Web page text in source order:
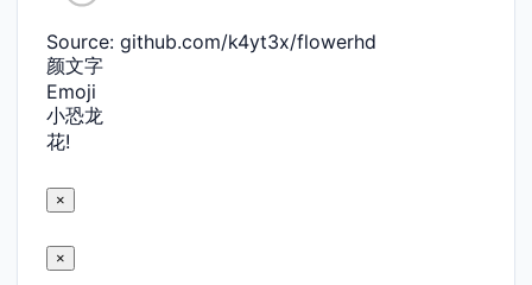
Source: github.com/k4yt3x/flowerhd
颜文字
Emoji
小恐龙
花!
×
×